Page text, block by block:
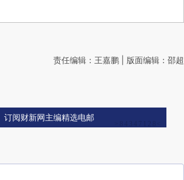
责任编辑：王嘉鹏 | 版面编辑：邵超
订阅财新网主编精选电邮